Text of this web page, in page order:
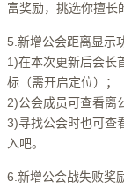
富奖励，挑选你擅长
5.新增公会距离显示
1)在本次更新后会长
标（需开启定位）；
2)公会成员可查看离
3)寻找公会时也可查
入吧。
6.新增公会战失败奖